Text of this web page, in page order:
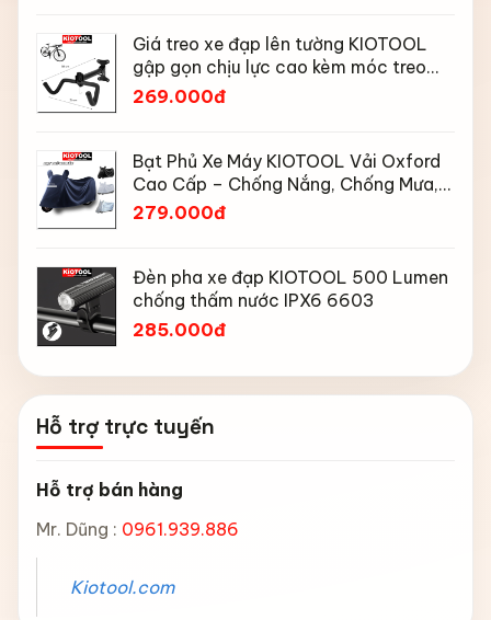
Giá treo xe đạp lên tường KIOTOOL
gập gọn chịu lực cao kèm móc treo
mũ bảo hiểm
269.000đ
Bạt Phủ Xe Máy KIOTOOL Vải Oxford
Cao Cấp – Chống Nắng, Chống Mưa,
Chống Bụi, Chống Tia UV, Có Phản
279.000đ
Đèn pha xe đạp KIOTOOL 500 Lumen
chống thấm nước IPX6 6603
285.000đ
Hỗ trợ trực tuyến
Hỗ trợ bán hàng
Mr. Dũng : 0961.939.886
Kiotool.com